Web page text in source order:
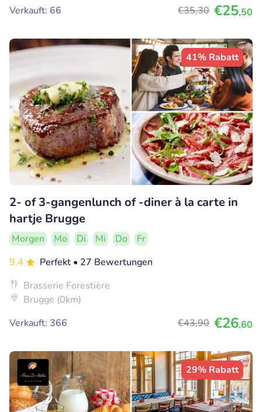
Verkauft: 66
€35,30 €25,50
41% Rabatt
2- of 3-gangenlunch of -diner à la carte in
hartje Brugge
Morgen Mo Di Mi Do
Fr
9.4
Perfekt • 27 Bewertungen
Brasserie Forestière
Brugge (0km)
Verkauft: 366
€43,90 €26,60
29% Rabatt